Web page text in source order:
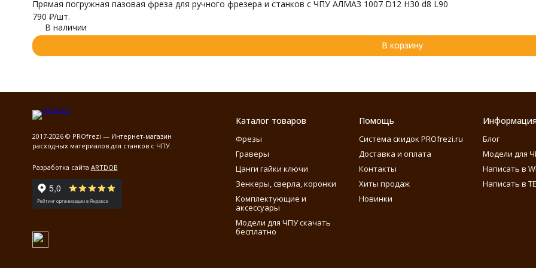
Прямая погружная пазовая фреза для ручного фрезера и станков с ЧПУ АЛМАЗ 1007 D12 H30 d8 L90
790 ₽/шт.
В наличии
В корзину
2017-2026 © PROfrezi — Интернет-магазин
расходных материалов для станков с ЧПУ.
Разработка сайта ARTDOB
Каталог товаров
Фрезы
Граверы
Цанги гайки ключи
Зенкеры, сверла, коронки
Комплектующие и
аксессуары
Модели для ЧПУ скачать
бесплатно
Помощь
Система скидок PROfrezi.ru
Доставка и оплата
Контакты
Хиты продаж
Новинки
Блог
Модели для
Написать в
Написать в